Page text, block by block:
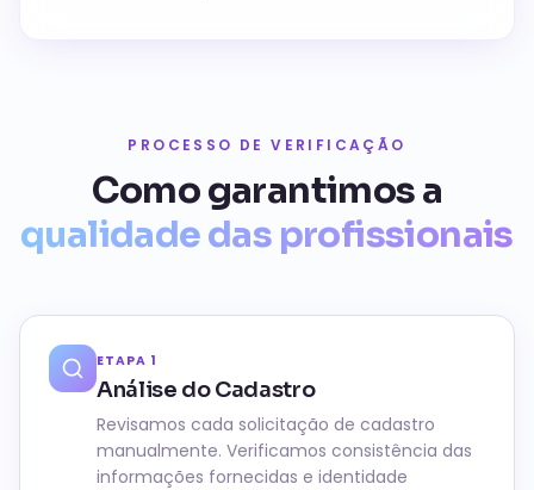
PROCESSO DE VERIFICAÇÃO
Como garantimos a
qualidade das profissionais
ETAPA 1
Análise do Cadastro
Revisamos cada solicitação de cadastro
manualmente. Verificamos consistência das
informações fornecidas e identidade